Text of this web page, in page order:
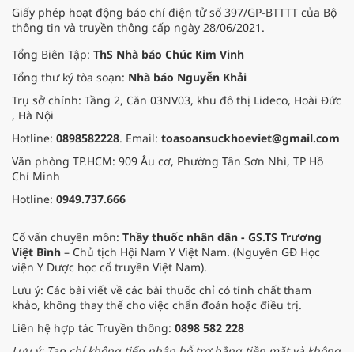
Giấy phép hoạt động báo chí điện tử số 397/GP-BTTTT của Bộ
thông tin và truyền thông cấp ngày 28/06/2021.
Tổng Biên Tập: ThS Nhà báo Chúc Kim Vinh
Tổng thư ký tòa soạn: Nhà báo Nguyễn Khải
Trụ sở chính: Tầng 2, Căn 03NV03, khu đô thị Lideco, Hoài Đức
, Hà Nội
Hotline: 0898582228. Email: toasoansuckhoeviet@gmail.com
Văn phòng TP.HCM: 909 Âu cơ, Phường Tân Sơn Nhì, TP Hồ
Chí Minh
Hotline: 0949.737.666
Cố vấn chuyên môn: Thầy thuốc nhân dân - GS.TS Trương
Việt Bình – Chủ tịch Hội Nam Y Việt Nam. (Nguyên GĐ Học
viện Y Dược học cổ truyền Việt Nam).
Lưu ý: Các bài viết về các bài thuốc chỉ có tính chất tham
khảo, không thay thế cho việc chẩn đoán hoặc điều trị.
Liên hệ hợp tác Truyền thông: 0898 582 228